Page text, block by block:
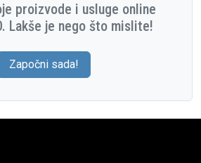
proizvode i usluge online
Lakše je nego što mislite!
Započni sada!